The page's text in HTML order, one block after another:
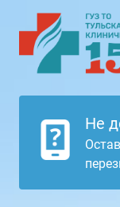
Не